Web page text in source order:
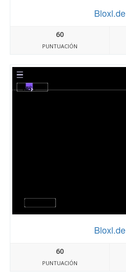
Bloxl.de
60
PUNTUACIÓN
Bloxl.de
60
PUNTUACIÓN